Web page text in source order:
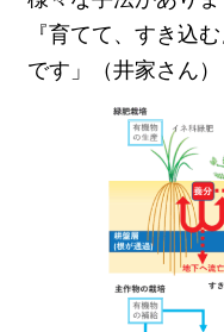
『育てて、すき込
です」（井家さん）